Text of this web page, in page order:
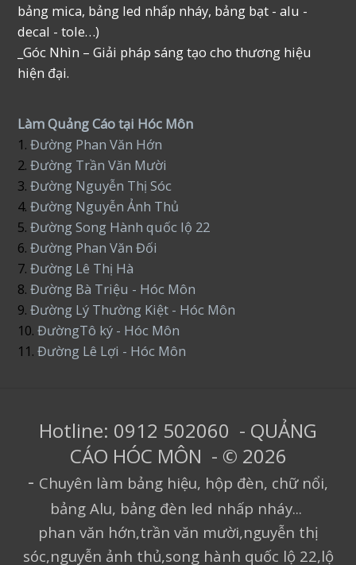
bảng mica, bảng led nhấp nháy, bảng bạt - alu -
decal - tole…)
_Góc Nhìn – Giải pháp sáng tạo cho thương hiệu
hiện đại.
Làm Quảng Cáo tại Hóc Môn
1.Đường Phan Văn Hớn
2.Đường Trần Văn Mười
3.Đường Nguyễn Thị Sóc
4. Đường Nguyễn Ảnh Thủ
5.Đường Song Hành quốc lộ 22
6.Đường Phan Văn Đối
7. Đường Lê Thị Hà
8.Đường Bà Triệu - Hóc Môn
9.Đường Lý Thường Kiệt - Hóc Môn
10.ĐườngTô ký - Hóc Môn
11.Đường Lê Lợi - Hóc Môn
Hotline: 0912 502060 - QUẢNG
CÁO HÓC MÔN - © 2026
- Chuyên làm bảng hiệu, hộp đèn, chữ nổi,
bảng Alu, bảng đèn led nhấp nháy...
phan văn hớn,trần văn mười,nguyễn thị
sóc,nguyễn ảnh thủ,song hành quốc lộ 22,lộ